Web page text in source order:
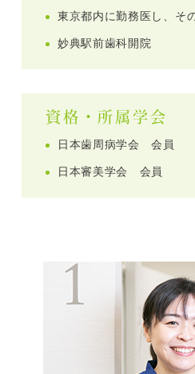
東京都内に勤務医し、そ
妙典駅前歯科開院
資格・所属学会
日本歯周病学会 会員
日本審美学会 会員